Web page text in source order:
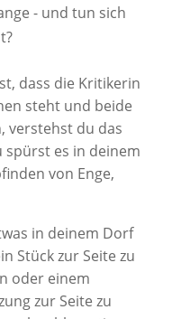
- und tun sich
dass die Kritikerin
steht und beide
verstehst du das
es in deinem
von Enge,
in deinem Dorf
Stück zur Seite zu
oder einem
zur Seite zu